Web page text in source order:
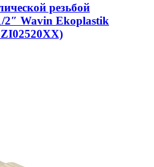
резьбой
2″ Wavin Ekoplastik